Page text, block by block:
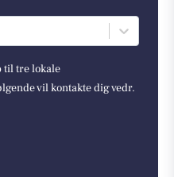
til tre lokale
vil kontakte dig vedr.